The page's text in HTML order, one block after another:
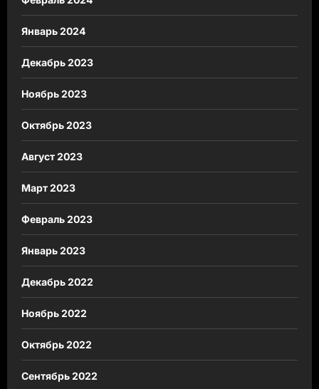
Январь 2024
Декабрь 2023
Ноябрь 2023
Октябрь 2023
Август 2023
Март 2023
Февраль 2023
Январь 2023
Декабрь 2022
Ноябрь 2022
Октябрь 2022
Сентябрь 2022